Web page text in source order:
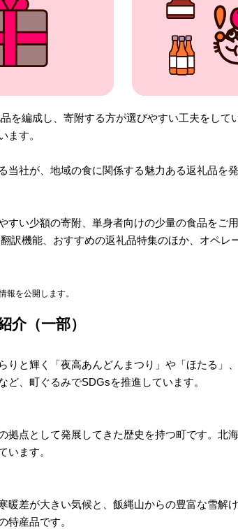
を編成し、寄附する方が選びやすい工夫をし
ます。
当社が、地域の食に関係する魅力ある返礼品
すい少額の寄附、単身者向けの少量の食品を
訳機能、おすすめの返礼品特集のほか、オペレ
を公開します。
介（一部）
りと輝く「夜高あんどんまつり」や「ほたる
ど、町ぐるみでSDGsを推進しています。
拠点として発展してきた歴史を持つ町です。北
います。
暖差が大きい気候と、飯縄山からの豊富な雪
特産品です。